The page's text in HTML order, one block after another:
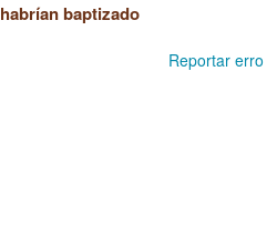
habrían baptizado
Reportar erro